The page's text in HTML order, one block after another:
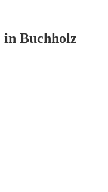
in Buchholz